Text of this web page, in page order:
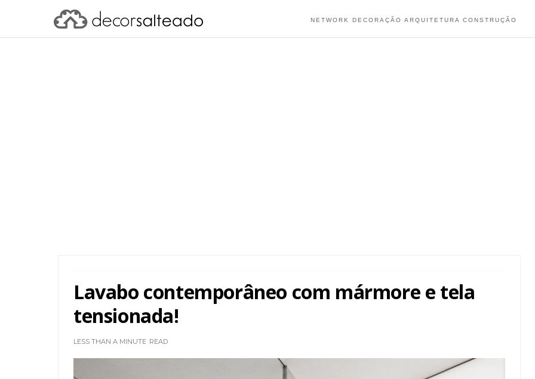
NETWORK DECORAÇÃO ARQUITETURA CONSTRUÇÃO
Lavabo contemporâneo com mármore e tela
tensionada!
LESS THAN A MINUTE READ